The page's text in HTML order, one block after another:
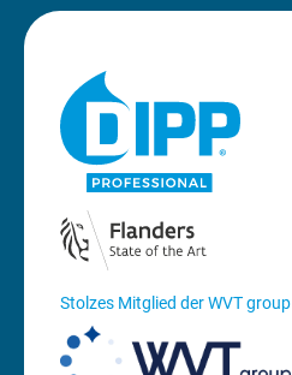
Stolzes Mitglied der WVT group